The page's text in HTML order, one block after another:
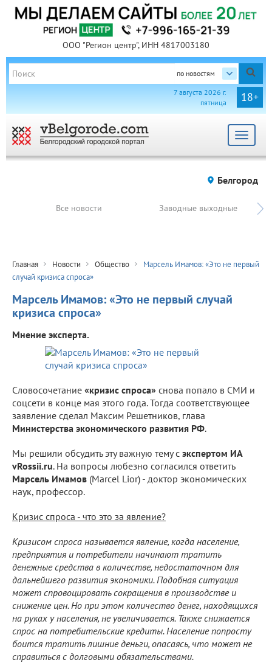
ООО "Регион центр", ИНН 4817003180
по новостям
18+
7 августа 2026 г.
пятница
Toggle
Белгород
Все новости Заводные выходные
Главная Новости Общество
Марсель Имамов: «Это не первый
случай кризиса спроса»
Марсель Имамов: «Это не первый случай
кризиса спроса»
Мнение эксперта.
Словосочетание «кризис спроса» снова попало в СМИ и
соцсети в конце мая этого года. Тогда соответствующее
заявление сделал Максим Решетников, глава
Министерства экономического развития РФ.
Мы решили обсудить эту важную тему с экспертом ИА
vRossii.ru. На вопросы любезно согласился ответить
Марсель Имамов (Marcel Lior) - доктор экономических
наук, профессор.
Кризис спроса - что это за явление?
Кризисом спроса называется явление, когда население,
предприятия и потребители начинают тратить
денежные средства в количестве, недостаточном для
дальнейшего развития экономики. Подобная ситуация
может спровоцировать сокращения в производстве и
снижение цен. Но при этом количество денег, находящихся
на руках у населения, не увеличивается. Также снижается
спрос на потребительские кредиты. Население попросту
боится тратить лишние деньги, опасаясь, что может не
справиться с долговыми обязательствами.